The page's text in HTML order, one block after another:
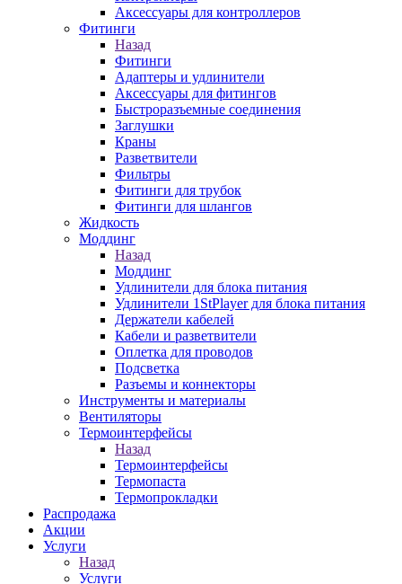
Аксессуары для контроллеров
Фитинги
Назад
Фитинги
Адаптеры и удлинители
Аксессуары для фитингов
Быстроразъемные соединения
Заглушки
Краны
Разветвители
Фильтры
Фитинги для трубок
Фитинги для шлангов
Жидкость
Моддинг
Назад
Моддинг
Удлинители для блока питания
Удлинители 1StPlayer для блока питания
Держатели кабелей
Кабели и разветвители
Оплетка для проводов
Подсветка
Разъемы и коннекторы
Инструменты и материалы
Вентиляторы
Термоинтерфейсы
Назад
Термоинтерфейсы
Термопаста
Термопрокладки
Распродажа
Акции
Услуги
Назад
Услуги